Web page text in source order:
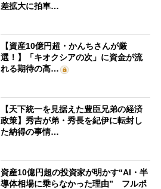
差拡大に拍車…
【資産10億円超・かんちさんが厳
選！】「キオクシアの次」に資金が流
れる期待の高…
【天下統一を見据えた豊臣兄弟の経済
政策】秀吉が弟・秀長を紀伊に転封し
た納得の事情…
資産10億円超の投資家が明かす“AI・半
導体相場に乗らなかった理由” フルポ